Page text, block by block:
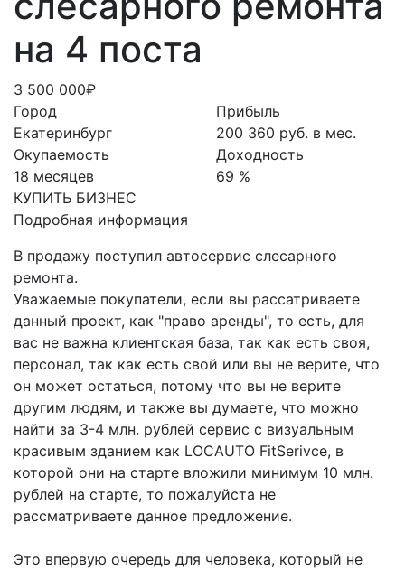
на 4 поста
3 500 000₽
Город
Екатеринбург
Окупаемость
18 месяцев
КУПИТЬ БИЗНЕС
Прибыль
200 360 руб. в мес.
Доходность
69 %
Подробная информация
В продажу поступил автосервис слесарного
ремонта.
Уважаемые покупатели, если вы рассатриваете
данный проект, как "право аренды", то есть, для
вас не важна клиентская база, так как есть своя,
персонал, так как есть свой или вы не верите, что
он может остаться, потому что вы не верите
другим людям, и также вы думаете, что можно
найти за 3-4 млн. рублей сервис с визуальным
красивым зданием как LOCAUTO FitSerivce, в
которой они на старте вложили минимум 10 млн.
рублей на старте, то пожалуйста не
рассматриваете данное предложение.
Это впервую очередь для человека, который не